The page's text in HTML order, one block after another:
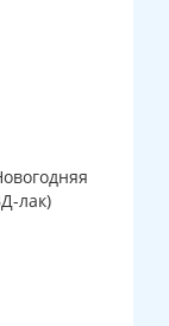
лак)